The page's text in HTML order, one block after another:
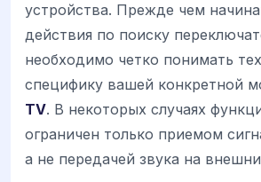
устройства. Прежде чем
действия по поиску
необходимо четко понимать
специфику вашей конкретной
TV. В некоторых случаях
ограничен только приемом
а не передачей звука на